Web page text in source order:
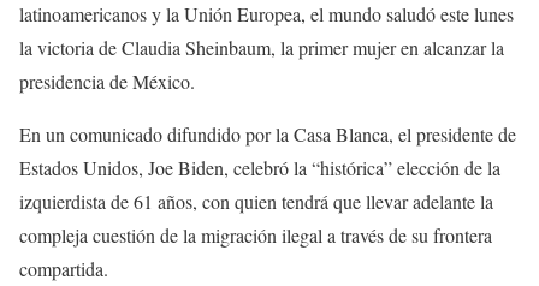
latinoamericanos y la Unión Europea, el mundo saludó este lunes
la victoria de Claudia Sheinbaum, la primer mujer en alcanzar la
presidencia de México.
En un comunicado difundido por la Casa Blanca, el presidente de
Estados Unidos, Joe Biden, celebró la “histórica” elección de la
izquierdista de 61 años, con quien tendrá que llevar adelante la
compleja cuestión de la migración ilegal a través de su frontera
compartida.